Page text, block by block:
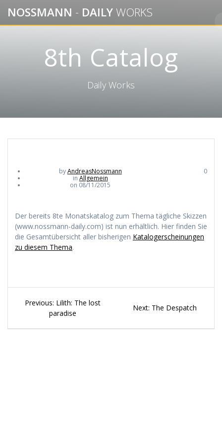
to
content
NOSSMANN - DAILYWORKS
8th Catalog
Daily Works
byAndreasNossmann
in Allgemein
on 08/11/2015
0
Der bereits 8te Monatskatalog zum Thema tägliche Skizzen
(www.nossmann-daily.com) ist nun erhältlich. Hier finden Sie
die Gesamtübersicht aller bisherigen Katalogerscheinungen
zu diesem Thema.
Beitragsnavigation
Previous: Previous
post:
Lilith: The lost
paradise
Next: Next
The Despatch